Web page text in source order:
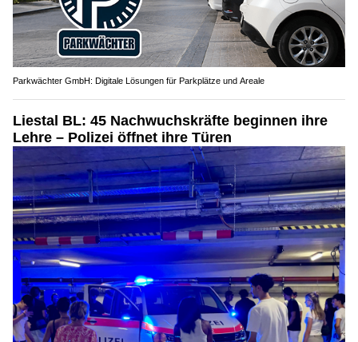
Parkwächter GmbH: Digitale Lösungen für Parkplätze und Areale
Liestal BL: 45 Nachwuchskräfte beginnen ihre
Lehre – Polizei öffnet ihre Türen